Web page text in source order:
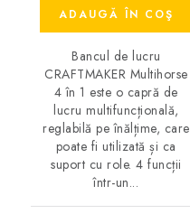
ADAUGĂ ÎN COŞ
Bancul de lucru
CRAFTMAKER Multihorse
4 în 1 este o capră de
lucru multifuncțională,
reglabilă pe înălțime, care
poate fi utilizată și ca
suport cu role. 4 funcții
într-un...